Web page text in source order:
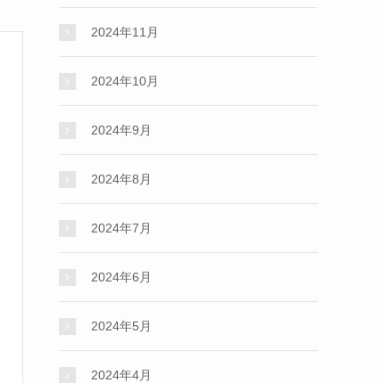
2024年11月
2024年10月
2024年9月
2024年8月
2024年7月
2024年6月
2024年5月
2024年4月